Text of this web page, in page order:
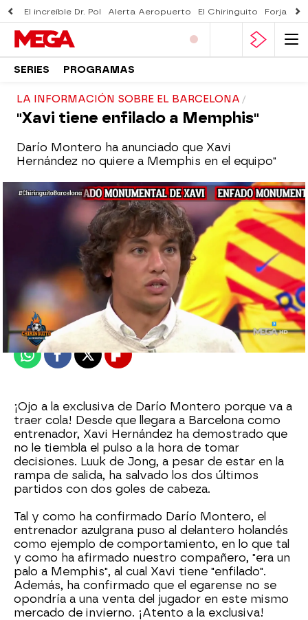
El increíble Dr. Pol Alerta Aeropuerto El Chiringuito Forjado
SERIES PROGRAMAS
LA INFORMACIÓN SOBRE EL BARCELONA
"Xavi tiene enfilado a Memphis"
Darío Montero ha anunciado que Xavi
Hernández no quiere a Memphis en el equipo"
El Chiringuito
Madrid
Publicado:10 de enero de 2022, 02:40
WhatsappFacebook
X Flipboard
¡Ojo a la exclusiva de Darío Montero porque va a
traer cola! Desde que llegara a Barcelona como
entrenador, Xavi Hernández ha demostrado que
no le tiembla el pulso a la hora de tomar
decisiones. Luuk de Jong, a pesar de estar en la
rampa de salida, ha salvado los dos últimos
partidos con dos goles de cabeza.
Tal y como ha confirmado Darío Montero, el
entrenador azulgrana puso al delantero holandés
como ejemplo de comportamiento, en lo que tal
y como ha afirmado nuestro compañero, "era un
palo a Memphis", al cual Xavi tiene "enfilado".
Además, ha confirmado que el egarense no se
opondría a una venta del jugador en este mismo
mercado de invierno. ¡Atento a la exclusiva!